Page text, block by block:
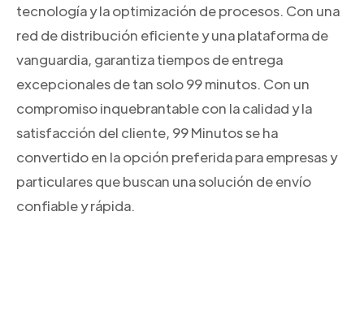
tecnología y la optimización de procesos. Con una
red de distribución eficiente y una plataforma de
vanguardia, garantiza tiempos de entrega
excepcionales de tan solo 99 minutos. Con un
compromiso inquebrantable con la calidad y la
satisfacción del cliente, 99 Minutos se ha
convertido en la opción preferida para empresas y
particulares que buscan una solución de envío
confiable y rápida.